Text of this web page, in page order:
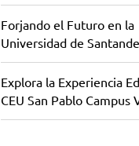
Forjando el Futuro en la
Universidad de
Explora la Experiencia
CEU San Pablo Campus